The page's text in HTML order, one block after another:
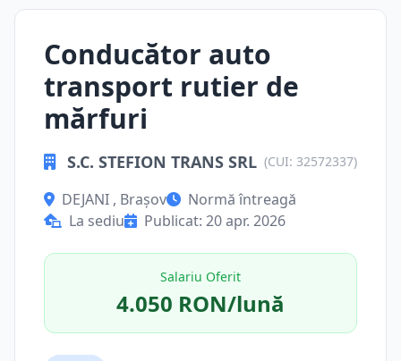
Conducător auto
transport rutier de
mărfuri
S.C. STEFION TRANS SRL (CUI: 32572337)
DEJANI , Brașov
Normă întreagă
La sediu
Publicat: 20 apr. 2026
Salariu Oferit
4.050 RON/lună